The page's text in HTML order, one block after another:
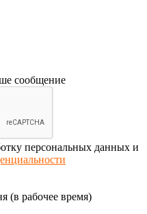
сообщение
персональных данных и
(в рабочее время)